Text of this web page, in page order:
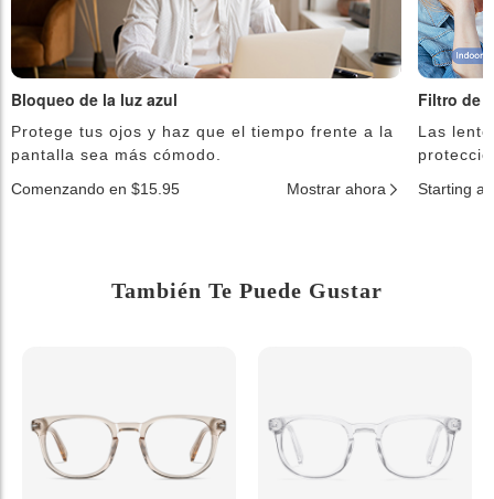
Bloqueo de la luz azul
Protege tus ojos y haz que el tiempo frente a la
pantalla sea más cómodo.
Comenzando en $15.95
Mostrar ahora
Filtro de
Las
Starting at
También Te Puede Gustar